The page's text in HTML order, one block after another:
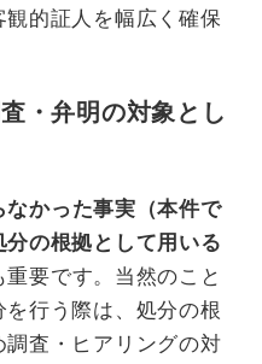
的証人を幅広く確保
・弁明の対象とし
なかった事実（本件で
の根拠として用いる
重要です。当然のこと
行う際は、処分の根
査・ヒアリングの対